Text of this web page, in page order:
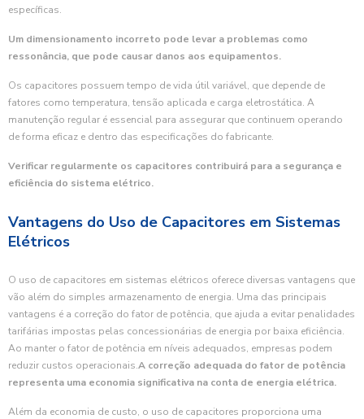
específicas.
Um dimensionamento incorreto pode levar a problemas como
ressonância, que pode causar danos aos equipamentos.
Os capacitores possuem tempo de vida útil variável, que depende de
fatores como temperatura, tensão aplicada e carga eletrostática. A
manutenção regular é essencial para assegurar que continuem operando
de forma eficaz e dentro das especificações do fabricante.
Verificar regularmente os capacitores contribuirá para a segurança e
eficiência do sistema elétrico.
Vantagens do Uso de Capacitores em Sistemas
Elétricos
O uso de capacitores em sistemas elétricos oferece diversas vantagens que
vão além do simples armazenamento de energia. Uma das principais
vantagens é a correção do fator de potência, que ajuda a evitar penalidades
tarifárias impostas pelas concessionárias de energia por baixa eficiência.
Ao manter o fator de potência em níveis adequados, empresas podem
reduzir custos operacionais.A correção adequada do fator de potência
representa uma economia significativa na conta de energia elétrica.
Além da economia de custo, o uso de capacitores proporciona uma